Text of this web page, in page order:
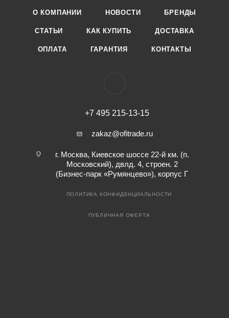
О КОМПАНИИ НОВОСТИ БРЕНДЫ
СТАТЬИ КАК КУПИТЬ ДОСТАВКА
ОПЛАТА ГАРАНТИЯ КОНТАКТЫ
+7 495 215-13-15
zakaz@ofitrade.ru
г. Москва, Киевское шоссе 22-й км. (п.
Московский), двлд. 4, строен. 2
(Бизнес-парк «Румянцево»), корпус Г
ПОЛИТИКА КОНФИДЕНЦИАЛЬНОСТИ
ПУБЛИЧНАЯ ОФЕРТА